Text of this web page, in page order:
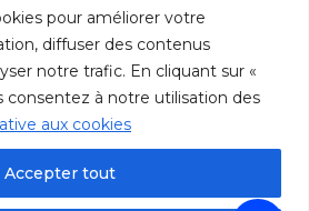
pour améliorer votre
diffuser des contenus
notre trafic. En cliquant sur «
consentez à notre utilisation des
aux cookies
Accepter tout
Radio Maria sur :